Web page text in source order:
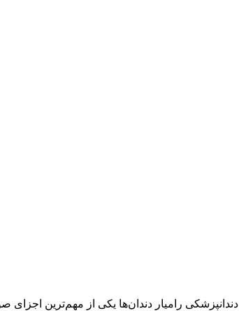
رامیار دندان‌ها یکی از مهم‌ترین